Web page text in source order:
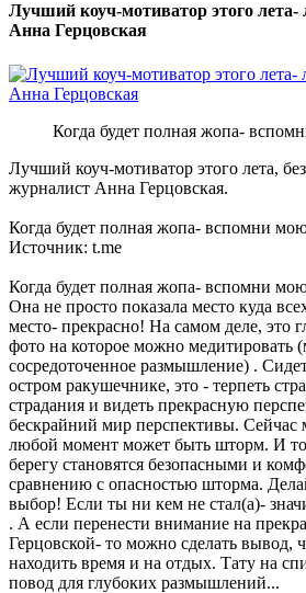
Лучший коуч-мотиватор этого
Анна Герцовская
Когда будет полная жопа-
Лучший коуч-мотиватор этого лета,
журналист Анна Герцовская.
Когда будет полная жопа- вспомни
Источник: t.me
Когда будет полная жопа- вспомни
Она не просто показала место куда
место- прекрасно! На самом деле, это
фото на которое можно медитировать
сосредоточенное размышление) .
остром ракушечнике, это - терпеть
страдания и видеть прекрасную
бескрайний мир перспективы. Сейчас
любой момент может быть шторм. И
берегу становятся безопасными и
сравнению с опасностью шторма.
выбор! Если ты ни кем не стал(а)-
. А если перенести внимание на
Герцовской- то можно сделать вывод,
находить время и на отдых. Тату на
повод для глубоких размышлений...